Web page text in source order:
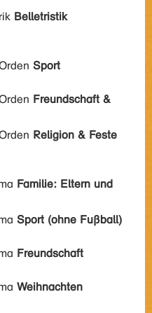
Belletristik
Sport
Freundschaft &
Religion & Feste
Familie: Eltern und
Sport (ohne Fußball)
Freundschaft
Weihnachten